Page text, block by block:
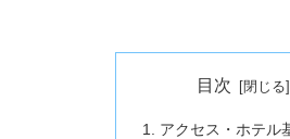
目次
アクセス・ホテル